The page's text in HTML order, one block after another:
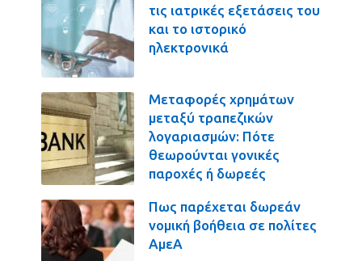
τις ιατρικές εξετάσεις του
και το ιστορικό
ηλεκτρονικά
Μεταφορές χρημάτων
μεταξύ τραπεζικών
λογαριασμών: Πότε
θεωρούνται γονικές
παροχές ή δωρεές
Πως παρέχεται δωρεάν
νομική βοήθεια σε πολίτες
ΑμεΑ